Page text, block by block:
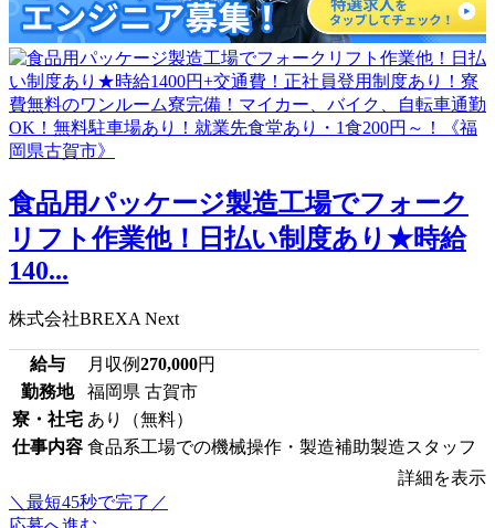
食品用パッケージ製造工場でフォーク
リフト作業他！日払い制度あり★時給
140...
株式会社BREXA Next
給与 月収例270,000円
勤務地
福岡県 古賀市
寮・社宅 あり（無料）
仕事内容 食品系工場での機械操作・製造補助製造スタッフ
詳細を表示
＼最短45秒で完了／